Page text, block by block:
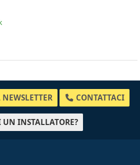
CONTATTACI
UN INSTALLATORE?